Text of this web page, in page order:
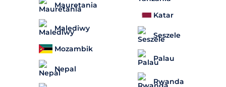
Mauretania
Malediwy
Mozambik
Nepal
Katar
Seszele
Palau
Rwanda